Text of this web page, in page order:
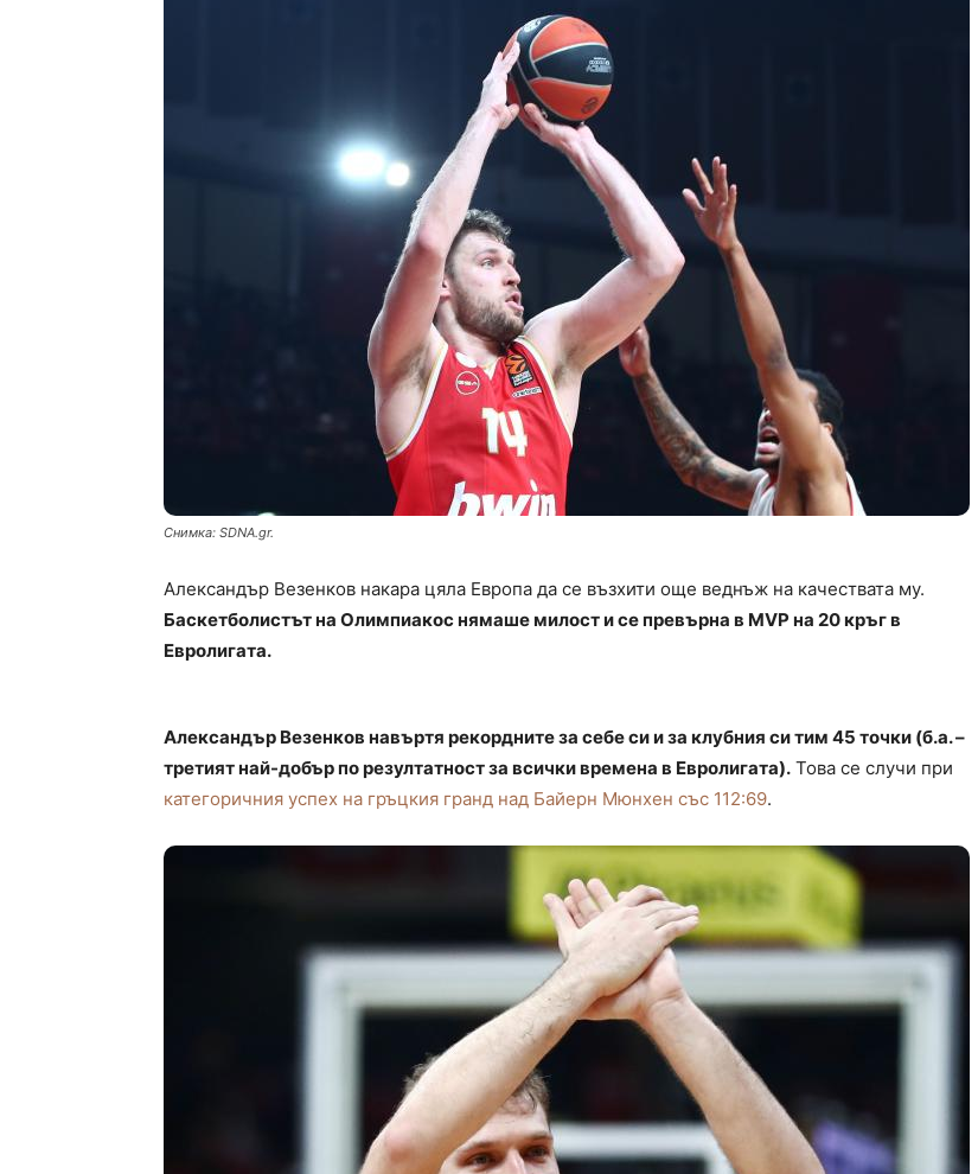
Снимка: SDNA.gr.
Александър Везенков накара цяла Европа да се възхити още веднъж на качествата му.
Баскетболистът на Олимпиакос нямаше милост и се превърна в МVP на 20 кръг в
Евролигата.
Александър Везенков навъртя рекордните за себе си и за клубния си тим 45 точки (б.а. –
третият най-добър по резултатност за всички времена в Евролигата). Това се случи при
категоричния успех на гръцкия гранд над Байерн Мюнхен със 112:69.